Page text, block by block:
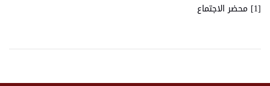
[1] محضر الاجتماع